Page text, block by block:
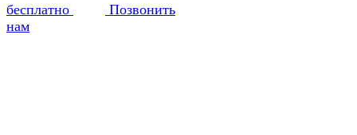
бесплатно
Позвонить
нам